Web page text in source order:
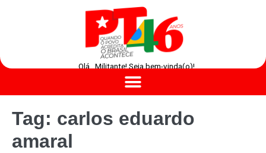
Olá , Militante! Seja bem-vinda(o)!
Tag: carlos eduardo
amaral